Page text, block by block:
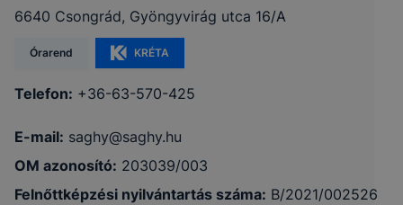
6640 Csongrád, Gyöngyvirág utca 16/A
Órarend KRÉTA
Telefon: +36-63-570-425
E-mail: saghy@saghy.hu
OM azonosító: 203039/003
Felnőttképzési nyilvántartás száma: B/2021/002526